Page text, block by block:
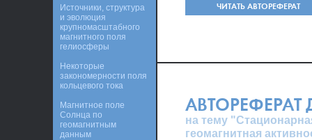
ЧИТАТЬ АВТОРЕФЕРАТ
АВТОРЕФЕРАТ
на тему
геомагнитная
Источники, структура
и эволюция
крупномасштабного
магнитного поля
гелиосферы
Некоторые
закономерности поля
кольцевого тока
Магнитное поле
Солнца по
геомагнитным
данным